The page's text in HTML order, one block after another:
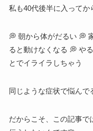
私も40代後半に入ってか
💭 朝から体がだるい 💭
ると動けなくなる 💭 や
とでイライラしちゃう
同じような症状で悩んで
だからこそ、この記事で